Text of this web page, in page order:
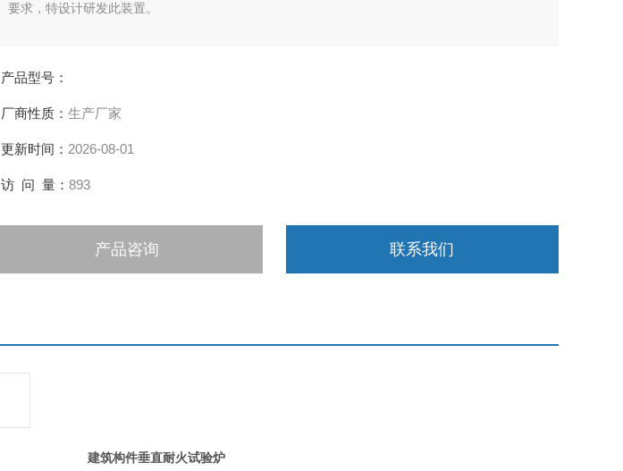
要求，特设计研发此装置。
产品型号：
厂商性质： 生产厂家
更新时间： 2026-08-01
访 问 量： 893
产品咨询 联系我们
建筑构件垂直耐火试验炉